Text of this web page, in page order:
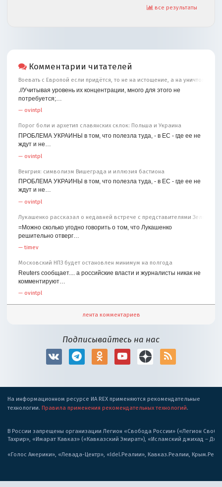
все результаты
Комментарии читателей
Воевать с Европой если придётся, то не на истощение, а на уничтожение
.//Учитывая уровень их концентрации, много для этого не
потребуется;…
— ovintpl
Порог боли и архетип славянских склок: Польша и Украина
ПРОБЛЕМА УКРАИНЫ в том, что полезла туда, - в ЕС - где ее не
ждут и не…
— ovintpl
Венгрия: символизм Вишеграда и иллюзия бастиона
ПРОБЛЕМА УКРАИНЫ в том, что полезла туда, - в ЕС - где ее не
ждут и не…
— ovintpl
Лукашенко рассказал о недавней встрече с представителями
=Можно сколько угодно говорить о том, что Лукашенко
решительно отверг…
—timev
Московский НПЗ будет остановлен минимум на полгода
Reuters сообщает.... а российские власти и журналисты никак не
комментируют…
— ovintpl
лента комментариев
Подписывайтесь на нас
На информационном ресурсе ИА REX применяются рекомендательные
технологии. Правила применения рекомендательных технологий.
В России запрещены организации Легион «Свобода России» («Легион
Тахрир», «Имарат Кавказ» («Кавказский Эмират»), «Исламский джихад –
«Голос Америки», «Левада-Центр», «Idel.Реалии», Кавказ.Реалии,